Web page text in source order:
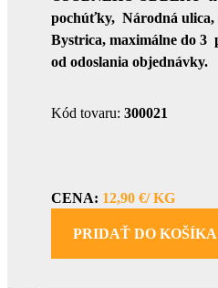
pochúťky, Národná ulica,
Bystrica, maximálne do 3
od odoslania objednávky.
Kód tovaru: 300021
CENA: 12,90 €/ KG
PRIDAŤ DO KOŠÍKA